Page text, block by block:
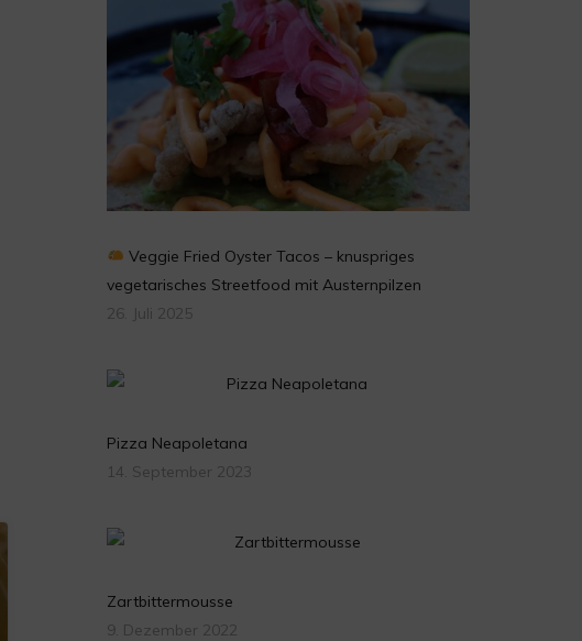
Veggie Fried Oyster Tacos – knuspriges
vegetarisches Streetfood mit Austernpilzen
26. Juli 2025
Pizza Neapoletana
14. September 2023
Zartbittermousse
9. Dezember 2022